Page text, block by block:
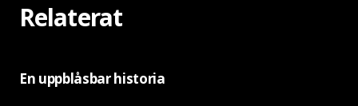
Relaterat
En uppblåsbar historia